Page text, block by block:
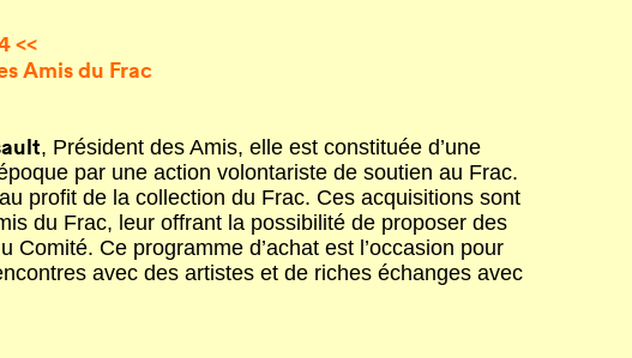
<<
Amis du Frac
, Président des Amis, elle est constituée d’une
par une action volontariste de soutien au Frac.
profit de la collection du Frac. Ces acquisitions sont
du Frac, leur offrant la possibilité de proposer des
Ce programme d’achat est l’occasion pour
avec des artistes et de riches échanges avec